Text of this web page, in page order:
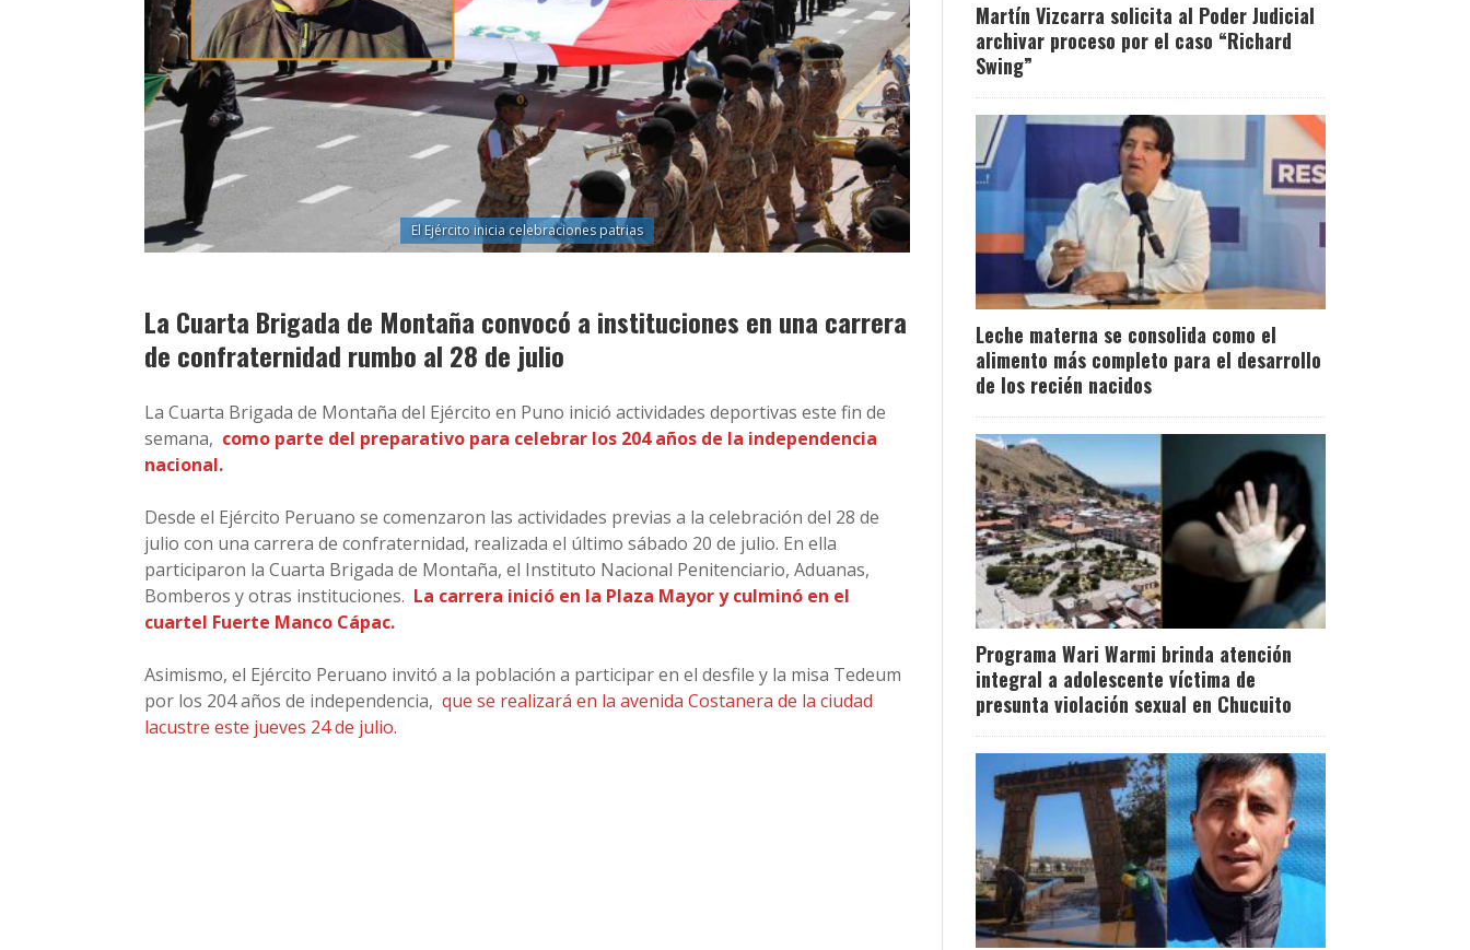
El Ejército inicia celebraciones patrias
La Cuarta Brigada de Montaña convocó a instituciones en una carrera
de confraternidad rumbo al 28 de julio
La Cuarta Brigada de Montaña del Ejército en Puno inició actividades deportivas este fin de
semana, como parte del preparativo para celebrar los 204 años de la independencia
nacional.
Desde el Ejército Peruano se comenzaron las actividades previas a la celebración del 28 de
julio con una carrera de confraternidad, realizada el último sábado 20 de julio. En ella
participaron la Cuarta Brigada de Montaña, el Instituto Nacional Penitenciario, Aduanas,
Bomberos y otras instituciones. La carrera inició en la Plaza Mayor y culminó en el
cuartel Fuerte Manco Cápac.
Asimismo, el Ejército Peruano invitó a la población a participar en el desfile y la misa Tedeum
por los 204 años de independencia, que se realizará en la avenida Costanera de la ciudad
lacustre este jueves 24 de julio.
Martín Vizcarra solicita al Poder Judicial
archivar proceso por el caso “Richard
Swing”
Leche materna se consolida como el
alimento más completo para el desarrollo
de los recién nacidos
Programa Wari Warmi brinda atención
integral a adolescente víctima de
presunta violación sexual en Chucuito